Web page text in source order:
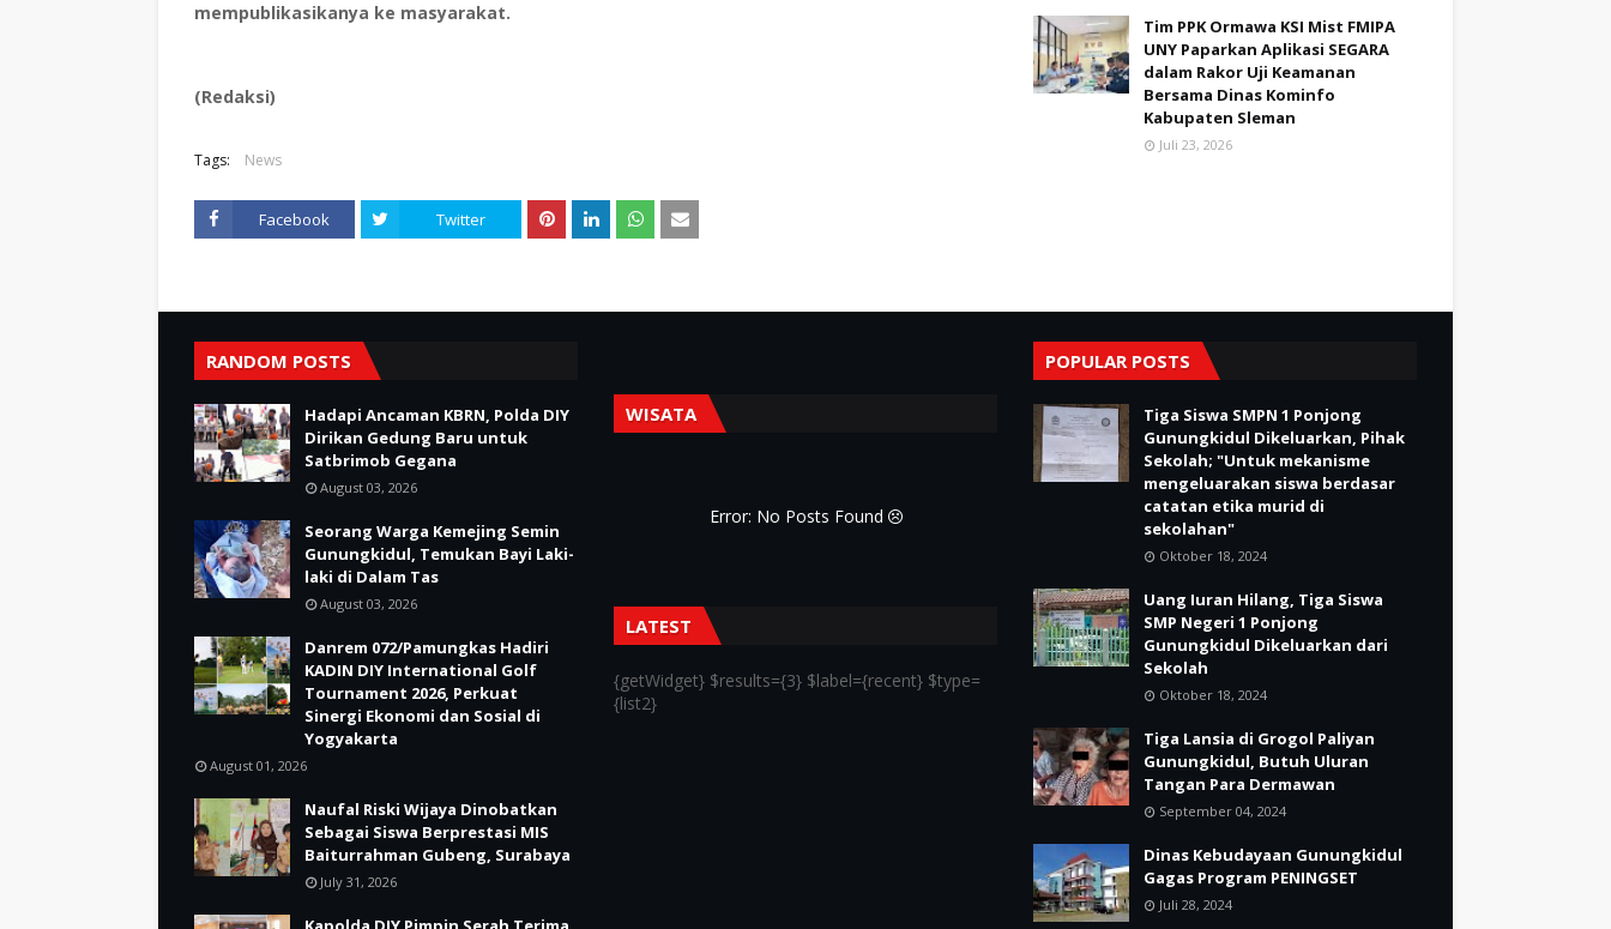
mempublikasikanya ke masyarakat.
(Redaksi)
Tags: News
Facebook Twitter
Tim PPK Ormawa KSI Mist FMIPA
UNY Paparkan Aplikasi SEGARA
dalam Rakor Uji Keamanan
Bersama Dinas Kominfo
Kabupaten Sleman
Juli 23, 2026
RANDOM POSTS
Hadapi Ancaman KBRN, Polda DIY
Dirikan Gedung Baru untuk
Satbrimob Gegana
August 03, 2026
Seorang Warga Kemejing Semin
Gunungkidul, Temukan Bayi Laki-
laki di Dalam Tas
August 03, 2026
Danrem 072/Pamungkas Hadiri
KADIN DIY International Golf
Tournament 2026, Perkuat
Sinergi Ekonomi dan Sosial di
Yogyakarta
August 01, 2026
Naufal Riski Wijaya Dinobatkan
Sebagai Siswa Berprestasi MIS
Baiturrahman Gubeng, Surabaya
July 31, 2026
WISATA
Error: No Posts Found
LATEST
{getWidget} $results={3} $label={recent} $type=
{list2}
POPULAR POSTS
Tiga Siswa SMPN 1 Ponjong
Gunungkidul Dikeluarkan, Pihak
Sekolah; "Untuk mekanisme
mengeluarakan siswa berdasar
catatan etika murid di
sekolahan"
Oktober 18, 2024
Uang Iuran Hilang, Tiga Siswa
SMP Negeri 1 Ponjong
Gunungkidul Dikeluarkan dari
Sekolah
Oktober 18, 2024
Tiga Lansia di Grogol Paliyan
Gunungkidul, Butuh Uluran
Tangan Para Dermawan
September 04, 2024
Dinas Kebudayaan Gunungkidul
Gagas Program PENINGSET
Juli 28, 2024